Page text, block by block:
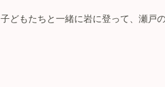
子どもたちと一緒に岩に登って、瀬戸